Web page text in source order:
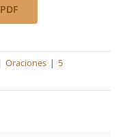
Oraciones | 5